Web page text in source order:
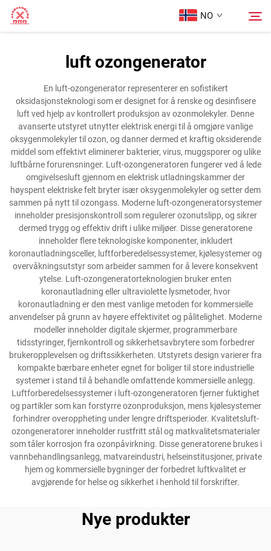
NO
Produkter
Om oss
Tilfeller
Kontakt Oss
Søk
luft ozongenerator
En luft-ozongenerator representerer en sofistikert
oksidasjonsteknologi som er designet for å renske og desinfisere
luft ved hjelp av kontrollert produksjon av ozonmolekyler. Denne
avanserte utstyret utnytter elektrisk energi til å omgjøre vanlige
oksygenmolekyler til ozon, og danner dermed et kraftig oksiderende
middel som effektivt eliminerer bakterier, virus, muggsporer og ulike
luftbårne forurensninger. Luft-ozongeneratoren fungerer ved å lede
omgivelsesluft gjennom en elektrisk utladningskammer der
høyspent elektriske felt bryter især oksygenmolekyler og setter dem
sammen på nytt til ozongass. Moderne luft-ozongeneratorsystemer
inneholder presisjonskontroll som regulerer ozonutslipp, og sikrer
dermed trygg og effektiv drift i ulike miljøer. Disse generatorene
inneholder flere teknologiske komponenter, inkludert
koronautladningsceller, luftforberedelsessystemer, kjølesystemer og
overvåkningsutstyr som arbeider sammen for å levere konsekvent
ytelse. Luft-ozongeneratorteknologien bruker enten
koronautladning eller ultraviolette lysmetoder, hvor
koronautladning er den mest vanlige metoden for kommersielle
anvendelser på grunn av høyere effektivitet og pålitelighet. Moderne
modeller inneholder digitale skjermer, programmerbare
tidsstyringer, fjernkontroll og sikkerhetsavbrytere som forbedrer
brukeropplevelsen og driftssikkerheten. Utstyrets design varierer fra
kompakte bærbare enheter egnet for boliger til store industrielle
systemer i stand til å behandle omfattende kommersielle anlegg.
Luftforberedelsessystemer i luft-ozongeneratoren fjerner fuktighet
og partikler som kan forstyrre ozonproduksjon, mens kjølesystemer
forhindrer overoppheting under lengre driftsperioder. Kvalitetsluft-
ozongeneratorer inneholder rustfritt stål og matkvalitetsmaterialer
som tåler korrosjon fra ozonpåvirkning. Disse generatorene brukes i
vannbehandlingsanlegg, matvareindustri, helseinstitusjoner, private
hjem og kommersielle bygninger der forbedret luftkvalitet er
avgjørende for helse og sikkerhet i henhold til forskrifter.
Nye produkter